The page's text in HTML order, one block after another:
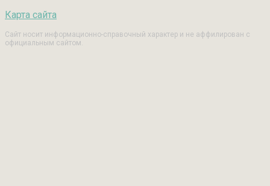
Карта сайта
Сайт носит информационно-справочный характер и не аффилирован с
официальным сайтом.